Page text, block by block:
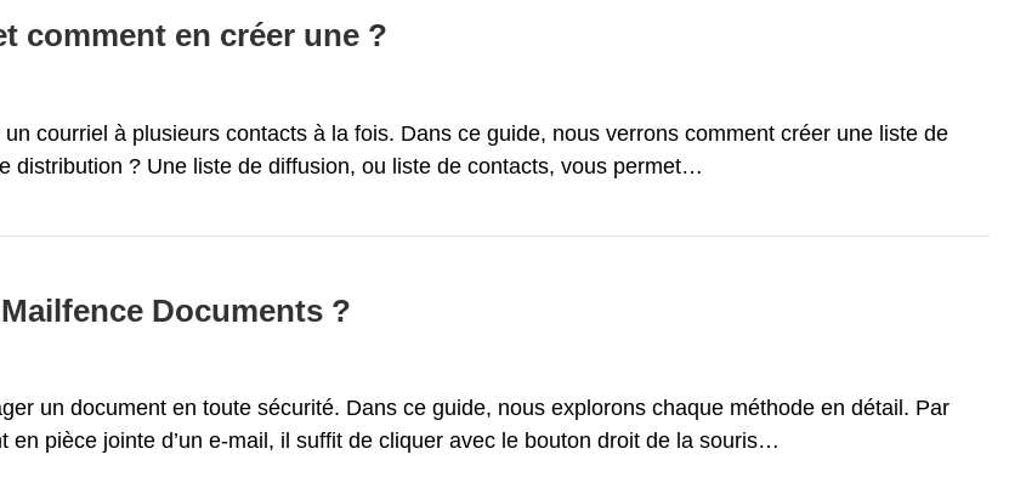
comment en créer une ?
courriel à plusieurs contacts à la fois. Dans ce guide, nous verrons comment créer une liste de
distribution ? Une liste de diffusion, ou liste de contacts, vous permet…
Documents ?
un document en toute sécurité. Dans ce guide, nous explorons chaque méthode en détail. Par
en pièce jointe d’un e-mail, il suffit de cliquer avec le bouton droit de la souris…